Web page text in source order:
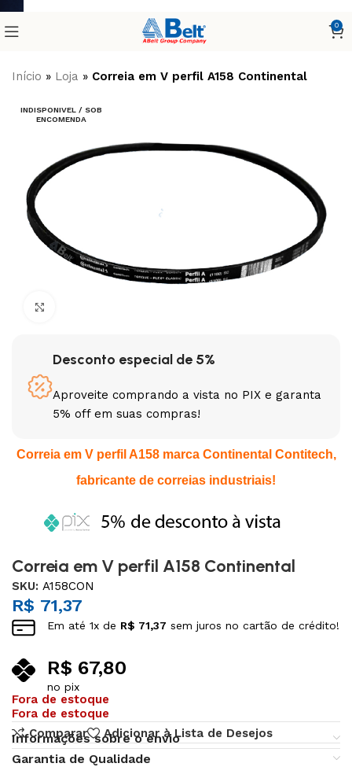
0
Início » Loja » Correia em V perfil A158 Continental
INDISPONIVEL / SOB
ENCOMENDA
Desconto especial de 5%
Aproveite comprando a vista no PIX e garanta
5% off em suas compras!
Correia em V perfil A158 marca Continental Contitech,
fabricante de correias industriais!
Correia em V perfil A158 Continental
SKU:A158CON
R$ 71,37
Em até1x de R$ 71,37 sem juros no cartão de crédito!
R$ 67,80
no pix
Fora de estoque
Fora de estoque
Comparar
Adicionar à Lista de Desejos
Informações sobre o envio
Garantia de Qualidade